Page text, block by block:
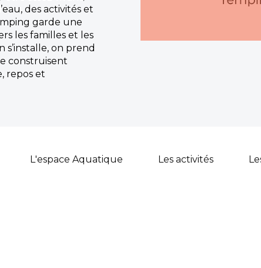
des activités et
garde une
les familles et les
s’installe, on prend
construisent
repos et
L'espace Aquatique Les activités